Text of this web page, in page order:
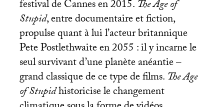
festival de Cannes en 2015.The Age of
Stupid, entre documentaire et fiction,
propulse quant à lui l’acteur britannique
Pete Postlethwaite en 2055 : il y incarne le
seul survivant d’une planète anéantie –
grand classique de ce type de films.The Age
of Stupidhistoricise le changement